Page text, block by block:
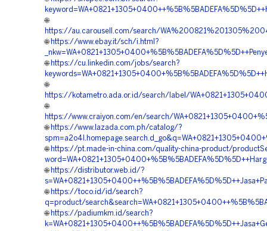
🌐
https://au.carousell.com/search/
🌐 https://www.ebay.it/sch/i.html?
🌐 https://cu.linkedin.com/jobs/search?
🌐
https://kotametro.ada.or.id/search/label/
🌐
https://www.craiyon.com/en/search/
🌐 https://www.lazada.com.ph/catalog/?
🌐 https://pt.made-in-china.com/quality-china-product/
🌐 https://distributor.web.id/?
🌐 https://toco.id/id/search?
q=product/
🌐 https://padiumkm.id/search?